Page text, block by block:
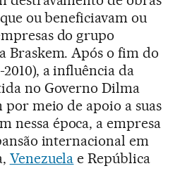
ou beneficiavam ou
do grupo
Braskem. Após o fim do
a influência da
no Governo Dilma
por meio de apoio a suas
nessa época, a empresa
internacional em
Venezuela e República